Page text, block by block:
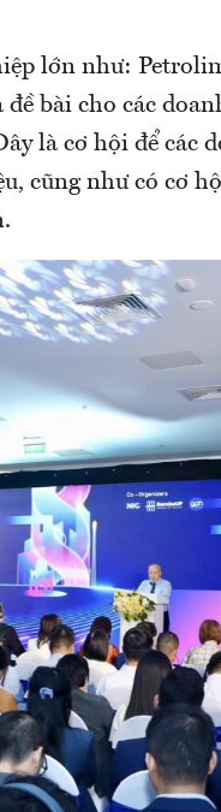
lớn như:
bài cho các
là cơ hội để các
cũng như có cơ